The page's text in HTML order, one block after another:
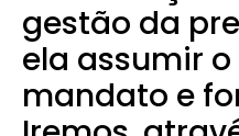
gestão da
ela assumir
mandato e